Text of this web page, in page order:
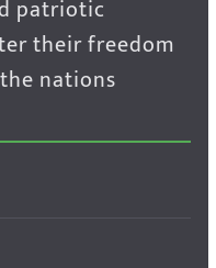
patriotic
their freedom
nations